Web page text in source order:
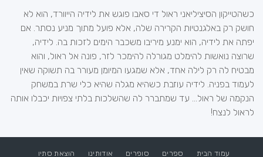
כשהטייקון הסיציליאני ראול די סאבו פוגש את לידיה הייוורד, הוא לא
חושק רק באלגנטיות הקרירה שלה, אלא פועל מתוך מניע נסתר. אם
יפתה את לידיה, הוא ימנע מיריבו משכבר הימים לזכות בה. לידיה,
שרוצה נואשות להימלט מגורלה להימכר לזר, פונה אל ראול, והוא
מבטיח לה רק לילה אחד, אלא שמגעו המיומן מעורר בה תשוקה שאין
לעמוד בפניה. לידיה עוזבת כשהיא מגלה שהיא כלי שרת במשחק
הנקמה של ראול... עד שמתברר לה שהשלכות בלתי צפויות יכבלו אותה
לראול לנצח!
עמוד הבית ספרים סופרים אודותינו הוצאת סתיו